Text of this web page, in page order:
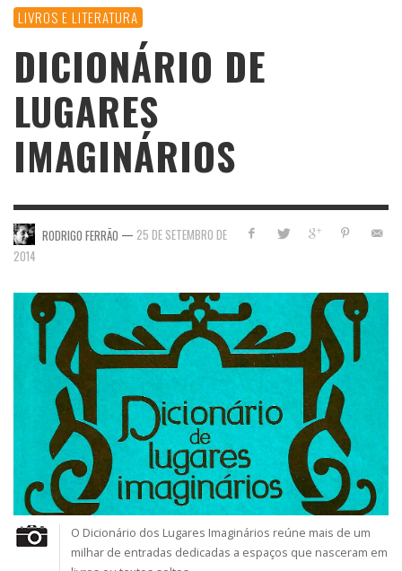
LIVROS E LITERATURA
DICIONÁRIO DE
LUGARES
IMAGINÁRIOS
RODRIGO FERRÃO — 25 DE SETEMBRO DE
2014
O Dicionário dos Lugares Imaginários reúne mais de um
milhar de entradas dedicadas a espaços que nasceram em